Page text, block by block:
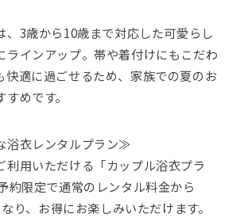
、3歳から10歳まで対応した可愛らし
ラインアップ。帯や着付けにもこだわ
快適に過ごせるため、家族での夏のお
めです。
浴衣レンタルプラン≫
利用いただける「カップル浴衣プラ
約限定で通常のレンタル料金から
り、お得にお楽しみいただけます。